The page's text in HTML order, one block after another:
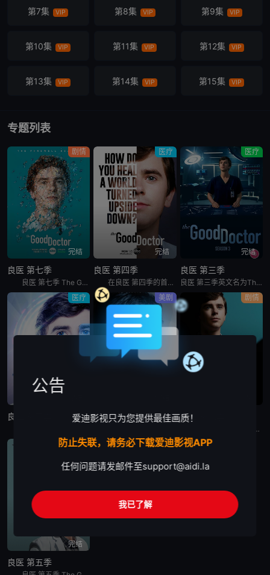
第7集 VIP 第8集 VIP 第9集 VIP
第10集 VIP 第11集 VIP 第12集 VIP
第13集 VIP 第14集 VIP 第15集 VIP
第19集 VIP 第20集 VIP 第21集 VIP
第22集 VIP
专题列表
剧情
完结
良医 第七季
良医 第七季 The Good Doctor Season 7是2024年剧情美剧。《良医 第七季》讲述的是：年轻外科医生肖恩·墨菲（弗莱迪·海默 Freddie Highmore 饰）患有自闭症
医疗
完结
良医 第四季
在良医 第四季的首播集中，疾病大流行已延烧数月，剧集将透过尚恩墨非的观点，阐述全球医务人员正面对的挫败感，令人喘不过气的不确定性、危险和失败。
医疗
完结
良医 第三季
良医 第三季英文名为The Good Doctor Season 3，是2019年上映的美剧。ABC正式续订#The Good Doctor##良医#第三季！
医疗
良医 第二季
美剧
良医 第一季
剧情
良医 第六季
美剧良医 第六季 The Good Doctor Season 6。ABC续订弗莱迪·海默主演《良医》第6季。
美剧
完结
良医 第五季
公告
爱迪影视只为您提供最佳画质！
防止失联，请务必下载爱迪影视APP
任何问题请发邮件至support@aidi.la
我已了解